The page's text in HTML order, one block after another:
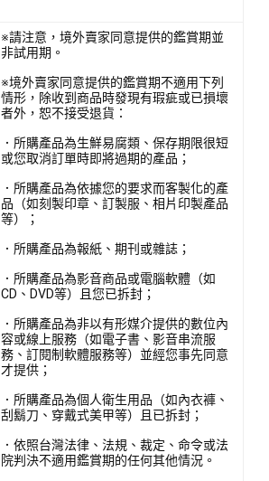
※請注意，境外賣家同意提供的鑑賞期並
非試用期。
※境外賣家同意提供的鑑賞期不適用下列
情形，除收到商品時發現有瑕疵或已損壞
者外，恕不接受退貨：
．所購產品為生鮮易腐類、保存期限很短
或您取消訂單時即將過期的產品；
．所購產品為依據您的要求而客製化的產
品（如刻製印章、訂製服、相片印製產品
等）；
．所購產品為報紙、期刊或雜誌；
．所購產品為影音商品或電腦軟體（如
CD、DVD等）且您已拆封；
．所購產品為非以有形媒介提供的數位內
容或線上服務（如電子書、影音串流服
務、訂閱制軟體服務等）並經您事先同意
才提供；
．所購產品為個人衛生用品（如內衣褲、
刮鬍刀、穿戴式美甲等）且已拆封；
．依照台灣法律、法規、裁定、命令或法
院判決不適用鑑賞期的任何其他情況。